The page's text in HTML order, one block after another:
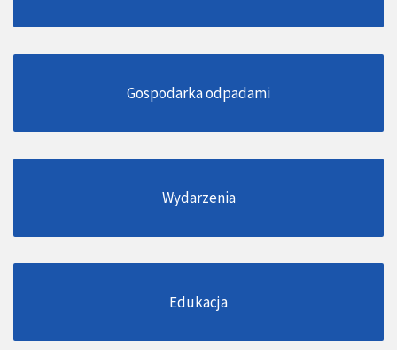
Gospodarka odpadami
Wydarzenia
Edukacja